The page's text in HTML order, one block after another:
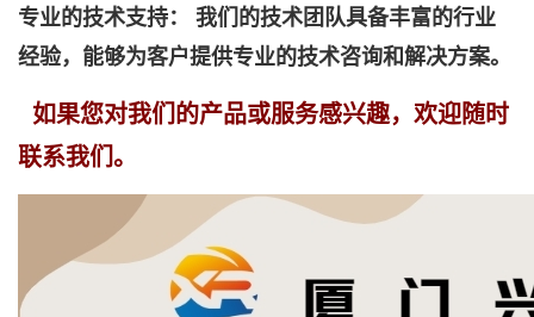
专业的技术支持： 我们的技术团队具备丰富的行业
经验，能够为客户提供专业的技术咨询和解决方案。
如果您对我们的产品或服务感兴趣，欢迎随时
联系我们。